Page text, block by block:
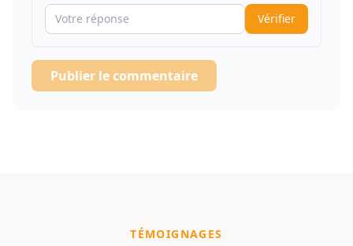
Vérifier
Publier le commentaire
TÉMOIGNAGES